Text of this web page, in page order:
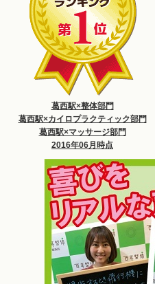
葛西駅×整体部門
葛西駅×カイロプラクティック部門
葛西駅×マッサージ部門
2016年06月時点